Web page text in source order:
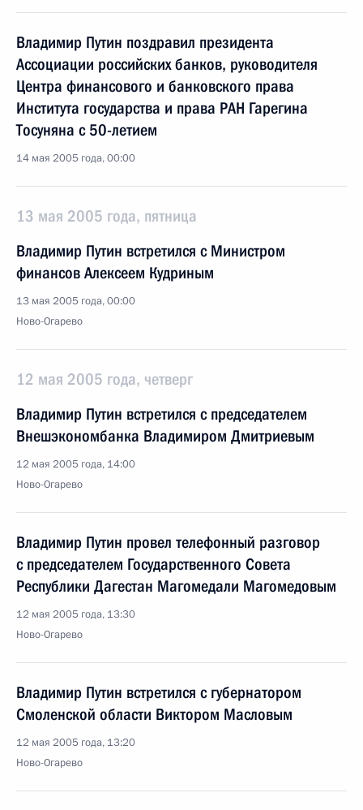
Владимир Путин поздравил президента
Ассоциации российских банков, руководителя
Центра финансового и банковского права
Института государства и права РАН Гарегина
Тосуняна с 50-летием
14 мая 2005 года, 00:00
13 мая 2005 года, пятница
Владимир Путин встретился с Министром
финансов Алексеем Кудриным
13 мая 2005 года, 00:00
Ново-Огарево
12 мая 2005 года, четверг
Владимир Путин встретился с председателем
Внешэкономбанка Владимиром Дмитриевым
12 мая 2005 года, 14:00
Ново-Огарево
Владимир Путин провел телефонный разговор
с председателем Государственного Совета
Республики Дагестан Магомедали Магомедовым
12 мая 2005 года, 13:30
Ново-Огарево
Владимир Путин встретился с губернатором
Смоленской области Виктором Масловым
12 мая 2005 года, 13:20
Ново-Огарево